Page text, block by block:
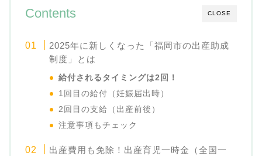
CLOSE
Contents
2025年に新しくなった「福岡市の出産助成
制度」とは
給付されるタイミングは2回！
1回目の給付（妊娠届出時）
2回目の支給（出産前後）
注意事項もチェック
出産費用も免除！出産育児一時金（全国一